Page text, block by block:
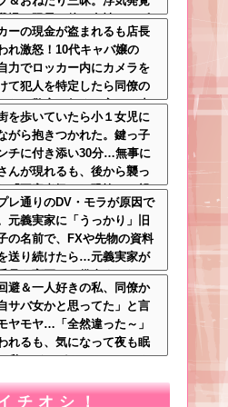
慢の限界で他の女性とスピ
した結果ｗｗｗｗｗ
ーの現金が盗まれるも店長
れ激怒！10代キャバ嬢の
力でロッカー内にカメラを
て犯人を特定したら同僚の
た…警察へ行くと言って止
、加害者に泣かれながら大
て・・・
を歩いていたら小１女児に
がら抱きつかれた。鍵っ子
チに付き添い30分…無事に
んが現れるも、後から襲っ
「不審者扱いの恐怖」←親
裏目に出るかもしれない世
すぎる
レ通りのDV・モラが原因で
元義実家に「うっかり」旧
の名前で、FXや先物の資料
送り続けたら…元義実家が
号を変更し、借金まみれに
いた話ｗｗｗｗｗ
避＆一人好きの私、同僚か
サバ女かと思ってた」と言
ヤモヤ…「全然違った～」
れるも、気になって夜も眠
私はどこがサバサバ？←ネ
チオシ！